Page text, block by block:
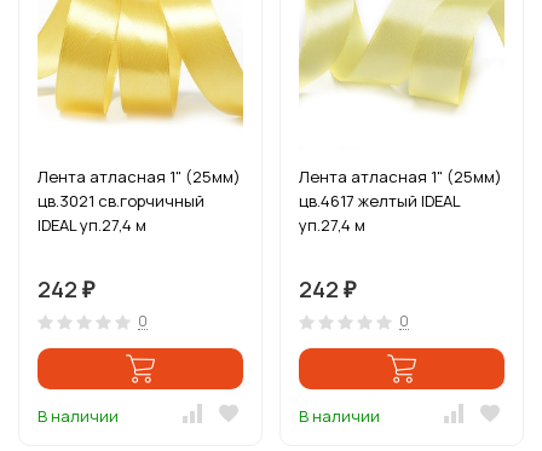
Лента атласная 1" (25мм)
цв.3021 св.горчичный
IDEAL уп.27,4 м
242 ₽
0
В наличии
Лента атласная 1" (25мм)
цв.4617 желтый IDEAL
уп.27,4 м
242 ₽
0
В наличии